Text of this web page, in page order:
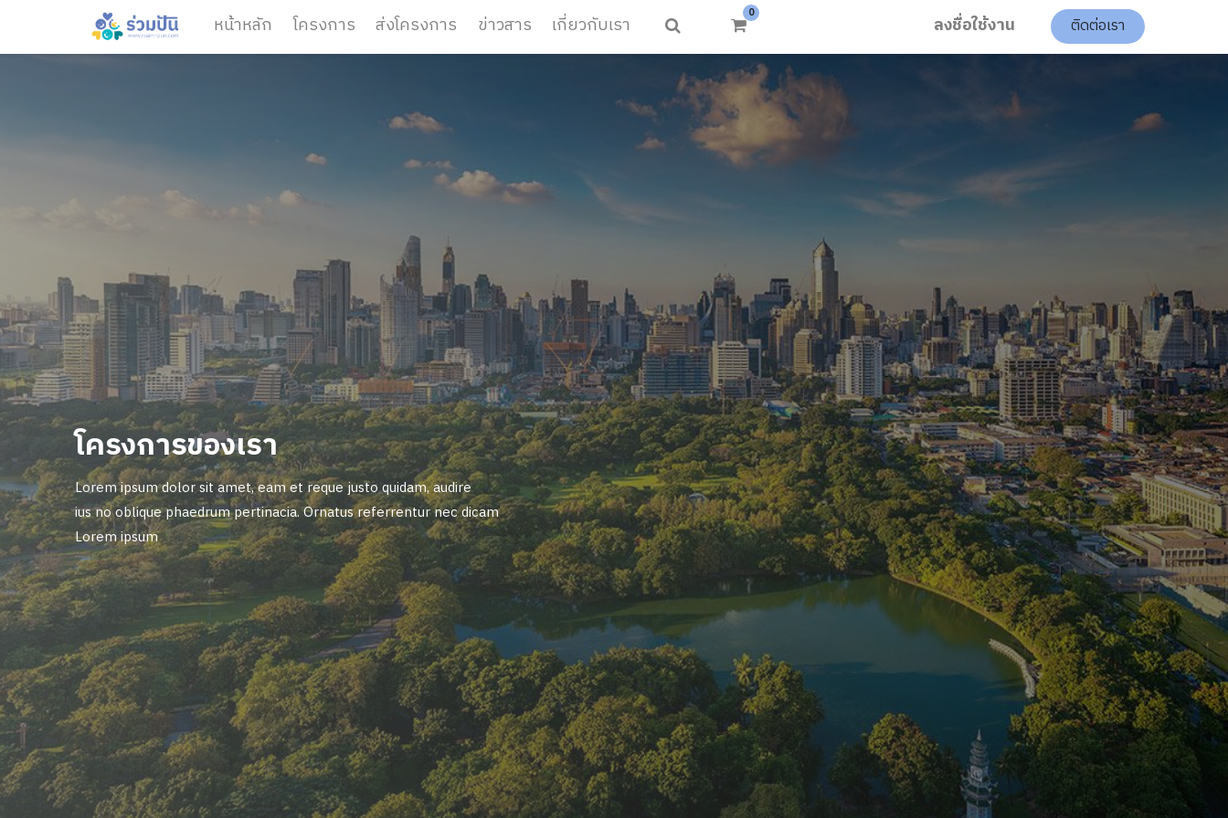
หน้าหลัก โครงการ ส่งโครงการ ข่าวสาร เกี่ยวกับเรา 0 ลงชื่อใช้งาน ติดต่อเรา
โครงการของเรา
Lorem ipsum dolor sit amet, eam et reque justo quidam, audire
ius no oblique phaedrum pertinacia. Ornatus referrentur nec dicam
Lorem ipsum